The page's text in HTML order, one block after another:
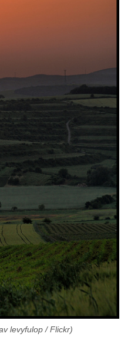
levyfulop / Flickr)